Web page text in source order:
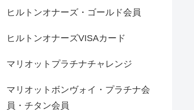
ヒルトンオナーズ・ゴールド会員
ヒルトンオナーズVISAカード
マリオットプラチナチャレンジ
マリオットボンヴォイ・プラチナ会
員・チタン会員